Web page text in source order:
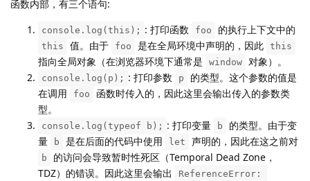
函数内部，有三个语句:
console.log(this); : 打印函数 foo 的执行上下文中的
this 值。由于 foo 是在全局环境中声明的，因此 this
指向全局对象（在浏览器环境下通常是 window 对象）。
console.log(p); : 打印参数 p
的类型。这个参数的值是
在调用
foo
函数时传入的，因此这里会输出传入的参数类
型。
console.log(typeof b); : 打印变量 b
的类型。由于变
量
b 是在后面的代码中使用 let 声明的，因此在这之前对
b
的访问会导致暂时性死区（Temporal Dead Zone，
TDZ）的错误。因此这里会输出
ReferenceError: